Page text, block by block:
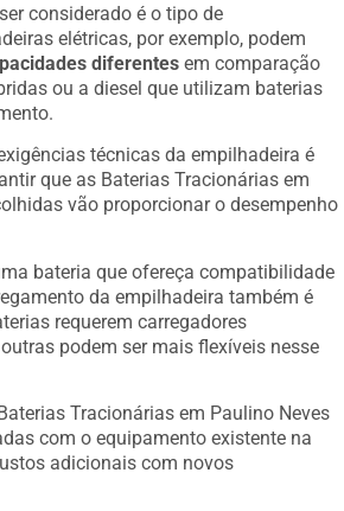
considerado é o tipo de
elétricas, por exemplo, podem
diferentes em comparação
ou a diesel que utilizam baterias
técnicas da empilhadeira é
que as Baterias Tracionárias em
vão proporcionar o desempenho
bateria que ofereça compatibilidade
da empilhadeira também é
requerem carregadores
podem ser mais flexíveis nesse
Tracionárias em Paulino Neves
com o equipamento existente na
adicionais com novos